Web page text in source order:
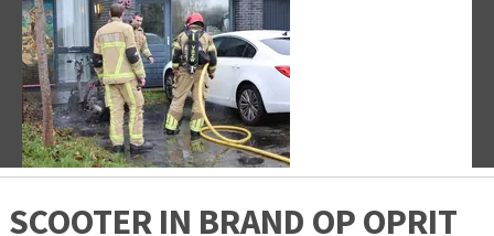
Vorige
SCOOTER IN BRAND OP OPRIT